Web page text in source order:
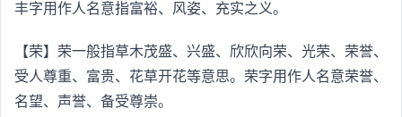
丰字用作人名意指富裕、风姿、充实之义。
【荣】荣一般指草木茂盛、兴盛、欣欣向荣、光荣、荣誉、
受人尊重、富贵、花草开花等意思。荣字用作人名意荣誉、
名望、声誉、备受尊崇。